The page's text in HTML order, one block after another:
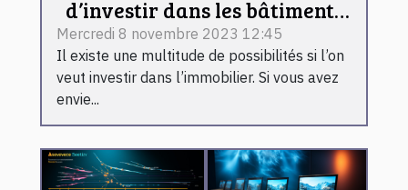
d’investir dans les bâtiments
préfabriqués ?
Mercredi 8 novembre 2023 12:45
Il existe une multitude de possibilités si l’on
veut investir dans l’immobilier. Si vous avez
envie...